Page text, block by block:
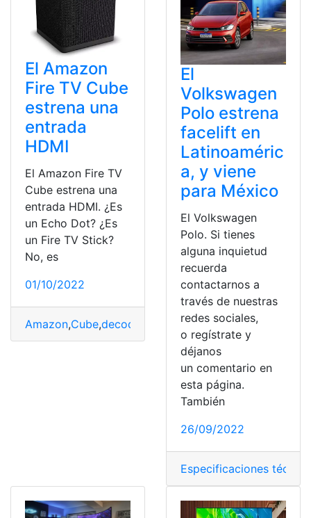
El Amazon
Fire TV Cube
estrena una
entrada
HDMI
El Amazon Fire TV
Cube estrena una
entrada HDMI. ¿Es
un Echo Dot? ¿Es
un Fire TV Stick?
No, es
01/10/2022
Amazon,Cube,decodificadores,Estrenos,Fire
El
Volkswagen
Polo estrena
facelift en
Latinoaméric
a, y viene
para México
El Volkswagen
Polo. Si tienes
alguna inquietud
recuerda
contactarnos a
través de nuestras
redes sociales,
o regístrate y
déjanos
un comentario en
esta página.
También
26/09/2022
Especificaciones